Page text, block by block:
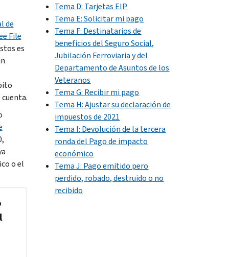
de
File
es
o el
Tema D: Tarjetas EIP
Tema E: Solicitar mi pago
Tema F: Destinatarios de
beneficios del Seguro Social,
Jubilación Ferroviaria y del
Departamento de Asuntos de los
Veteranos
Tema G: Recibir mi pago
Tema H: Ajustar su declaración de
impuestos de 2021
Tema I: Devolución de la tercera
ronda del Pago de impacto
económico
Tema J: Pago emitido pero
perdido, robado, destruido o no
recibido